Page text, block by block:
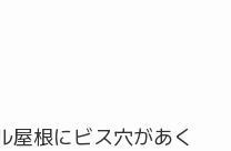
屋根にビス穴があく